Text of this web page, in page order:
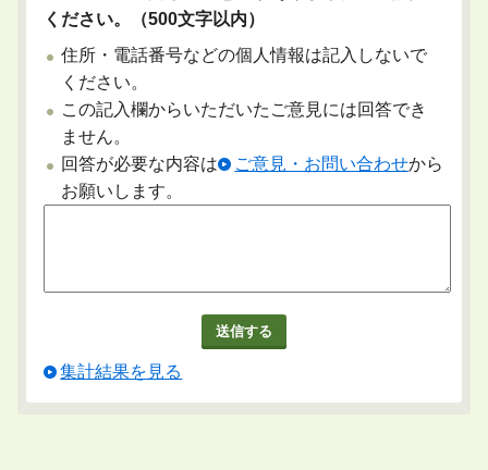
ください。（500文字以内）
住所・電話番号などの個人情報は記入しないで
ください。
この記入欄からいただいたご意見には回答でき
ません。
回答が必要な内容は
ご意見・お問い合わせから
お願いします。
集計結果を見る